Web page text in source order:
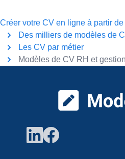
Créer votre CV en ligne à partir
Des milliers de modèles de
Les CV par métier
Modèles de CV RH et